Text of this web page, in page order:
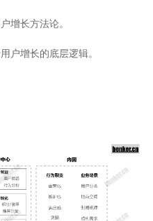
增长方法论。
户增长的底层逻辑。